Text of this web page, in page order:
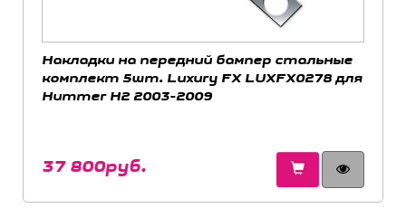
Накладки на передний бампер стальные
комплект 5шт. Luxury FX LUXFX0278 для
Hummer H2 2003-2009
37 800руб.